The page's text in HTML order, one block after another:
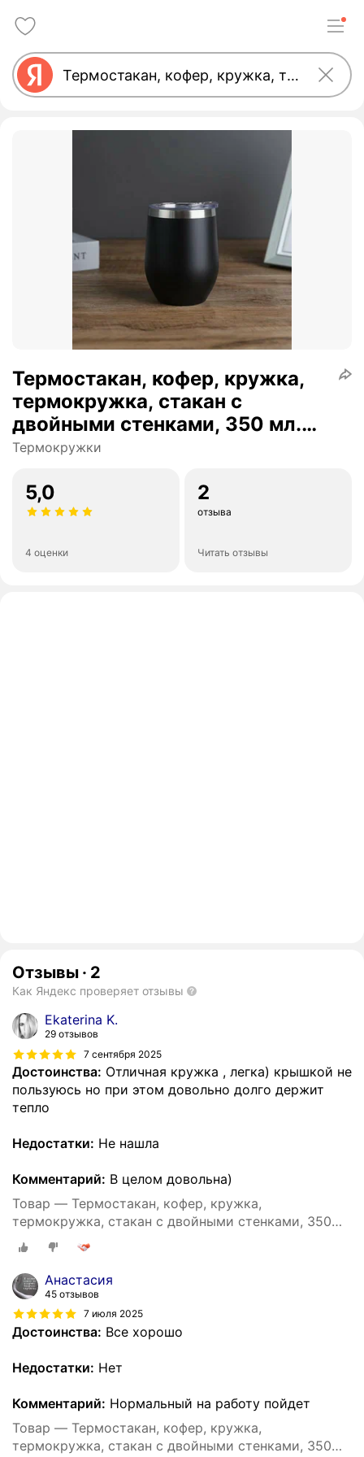
Термостакан, кофер, кружка,
термокружка, стакан с
двойными стенками, 350 мл.
черный
Термокружки
5,0
4 оценки
2
отзыва
Читать отзывы
Отзывы · 2
Как Яндекс проверяет отзывы
Ekaterina K.
29 отзывов
7 сентября 2025
Достоинства: Отличная кружка , легка) крышкой не
пользуюсь но при этом довольно долго держит
тепло
Недостатки: Не нашла
Комментарий: В целом довольна)
Товар — Термостакан, кофер, кружка,
термокружка, стакан с двойными стенками, 350
мл. черный
Анастасия
45 отзывов
7 июля 2025
Достоинства: Все хорошо
Недостатки: Нет
Комментарий: Нормальный на работу пойдет
Товар — Термостакан, кофер, кружка,
термокружка, стакан с двойными стенками, 350